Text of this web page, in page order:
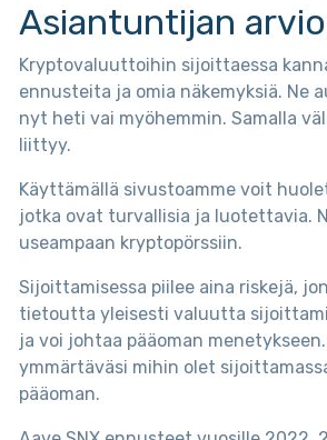
Asiantuntijan
Kryptovaluuttoihin sijoittaessa
ennusteita ja omia näkemyksiä. Ne
nyt heti vai myöhemmin. Samalla
liittyy.
Käyttämällä sivustoamme voit
jotka ovat turvallisia ja luotettavia.
useampaan kryptopörssiin.
Sijoittamisessa piilee aina riskejä,
tietoutta yleisesti valuutta
ja voi johtaa pääoman
ymmärtäväsi mihin olet
pääoman.